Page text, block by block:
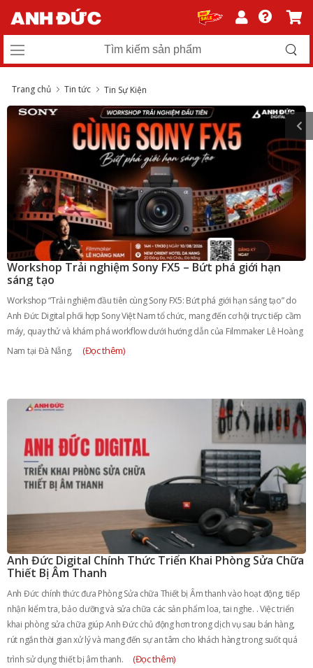
Trang chủ Tin tức Tin Sự Kiện
Workshop Trải nghiệm Sony FX5 – Bứt phá giới hạn
sáng tạo
Workshop “Trải nghiệm đầu tiên cùng Sony FX5: Bứt phá giới hạn sáng tạo” do
Anh Đức Digital phối hợp Sony Việt Nam tổ chức, mang đến cơ hội trực tiếp cầm
máy, quay thử và khám phá workflow dưới hướng dẫn của Filmmaker Lê Hoàng
Nam tại Đà Nẵng.
(Đọc thêm)
Anh Đức Digital Chính Thức Triển Khai Phòng Sửa Chữa
Thiết Bị Âm Thanh
Anh Đức chính thức đưa Phòng Sửa chữa Thiết bị Âm thanh vào hoạt động, tiếp
nhận kiểm tra, bảo dưỡng và sửa chữa các sản phẩm loa, tai nghe. . Việc triển
khai phòng sửa chữa giúp Anh Đức chủ động hơn trong dịch vụ sau bán hàng,
rút ngắn thời gian xử lý và mang đến sự an tâm cho khách hàng trong suốt quá
trình sử dụng thiết bị âm thanh.
(Đọc thêm)